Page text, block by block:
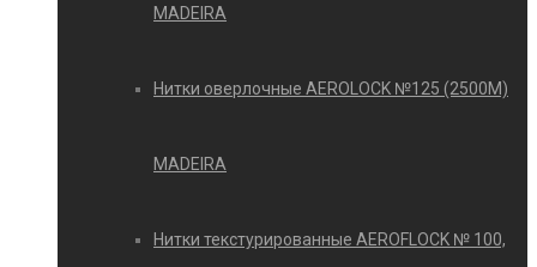
MADEIRA
Нитки оверлочные AEROLOCK №125 (2500М)
MADEIRA
Нитки текстурированные AEROFLOCK № 100,